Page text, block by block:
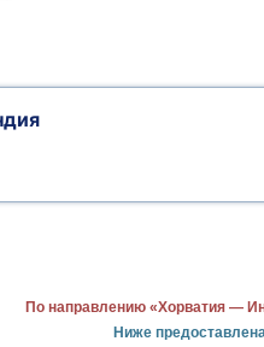
По направлению «Хорватия —
Ниже